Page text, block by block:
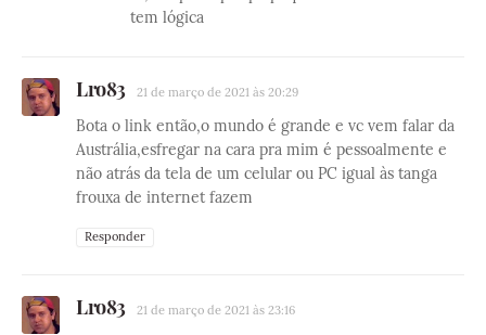
tem lógica
Lro83 21 de março de 2021 às 20:29
Bota o link então,o mundo é grande e vc vem falar da
Austrália,esfregar na cara pra mim é pessoalmente e
não atrás da tela de um celular ou PC igual às tanga
frouxa de internet fazem
Responder
Lro83 21 de março de 2021 às 23:16